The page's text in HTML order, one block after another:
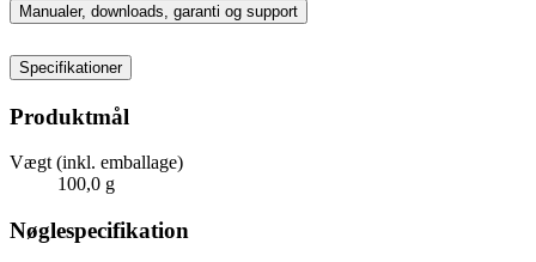
Manualer, downloads, garanti og support
Specifikationer
Produktmål
Vægt (inkl. emballage)
100,0 g
Nøglespecifikation